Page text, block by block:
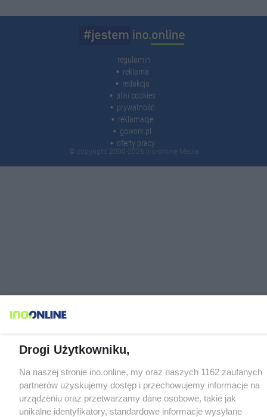
regulamin
reklama
redakcja
pliki cookies
prywatność
reklamacje
gowork.pl
oferty pracy
© copyright 2000-2026 Ino-online Media
Drogi Użytkowniku,
Na naszej stronie ino.online, my oraz naszych 1162 zaufanych
partnerów uzyskujemy dostęp i przechowujemy informacje na
urządzeniu oraz przetwarzamy dane osobowe, takie jak
unikalne identyfikatory, standardowe informacje wysyłane